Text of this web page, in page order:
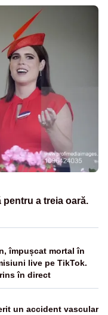
pentru a treia oară.
împușcat mortal în
live pe TikTok.
în direct
un accident vascular